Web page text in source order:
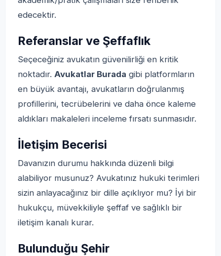
edecektir.
Referanslar ve Şeffaflık
Seçeceğiniz avukatın güvenilirliği en kritik
noktadır. Avukatlar Burada gibi platformların
en büyük avantajı, avukatların doğrulanmış
profillerini, tecrübelerini ve daha önce kaleme
aldıkları makaleleri inceleme fırsatı sunmasıdır.
İletişim Becerisi
Davanızın durumu hakkında düzenli bilgi
alabiliyor musunuz? Avukatınız hukuki terimleri
sizin anlayacağınız bir dille açıklıyor mu? İyi bir
hukukçu, müvekkiliyle şeffaf ve sağlıklı bir
iletişim kanalı kurar.
Bulunduğu Şehir